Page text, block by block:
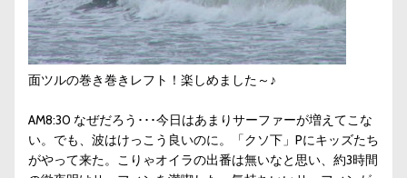
面ツルの巻き巻きレフト！楽しめました～♪
AM8:30 なぜだろう･･･今日はあまりサーファーが増えてこな
い。でも、波はけっこう良いのに。「クソ下」Pにキッズたち
がやって来た。こりゃオイラの出番は無いなと思い、約3時間